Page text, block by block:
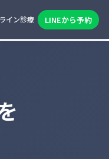
イン診療 LINEから予約